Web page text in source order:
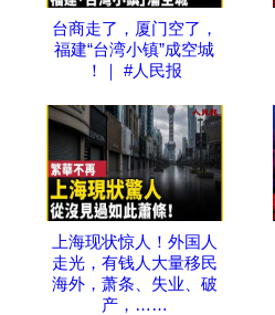
台商走了，厦门空了，
福建“台湾小镇”成空城
！｜ #人民报
上海现状惊人！外国人
走光，有钱人大量移民
海外，萧条、失业、破
产，……